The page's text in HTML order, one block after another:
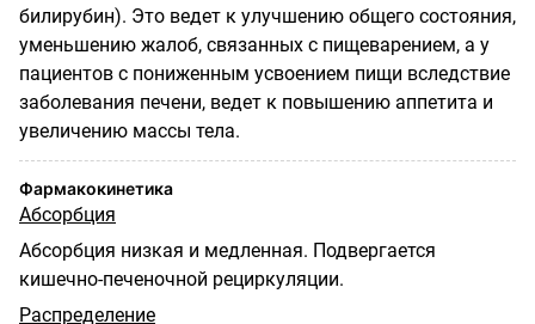
билирубин). Это ведет к улучшению общего состояния,
уменьшению жалоб, связанных с пищеварением, а у
пациентов с пониженным усвоением пищи вследствие
заболевания печени, ведет к повышению аппетита и
увеличению массы тела.
Фармакокинетика
Абсорбция
Абсорбция низкая и медленная. Подвергается
кишечно-печеночной рециркуляции.
Распределение